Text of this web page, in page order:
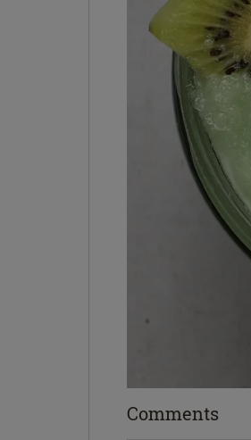
Comments